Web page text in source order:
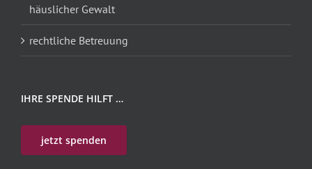
häuslicher Gewalt
rechtliche Betreuung
IHRE SPENDE HILFT …
jetzt spenden